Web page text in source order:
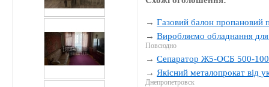
→Газовий балон пропановий
→Виробляємо обладнання
Повсюдно
→Сепаратор Ж5-ОСБ 500-
→ Якісний металопрокат від
Днепропетровск